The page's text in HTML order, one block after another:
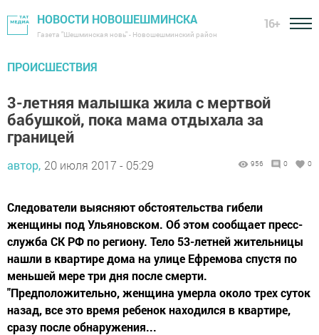
НОВОСТИ НОВОШЕШМИНСКА
Газета "Шешминская новь" - Новошешминский район
16+
ПРОИСШЕСТВИЯ
3-летняя малышка жила с мертвой
бабушкой, пока мама отдыхала за
границей
автор, 20 июля 2017 - 05:29 956 0 0
Следователи выясняют обстоятельства гибели
женщины под Ульяновском. Об этом сообщает пресс-
служба СК РФ по региону. Тело 53-летней жительницы
нашли в квартире дома на улице Ефремова спустя по
меньшей мере три дня после смерти.
"Предположительно, женщина умерла около трех суток
назад, все это время ребенок находился в квартире,
сразу после обнаружения...